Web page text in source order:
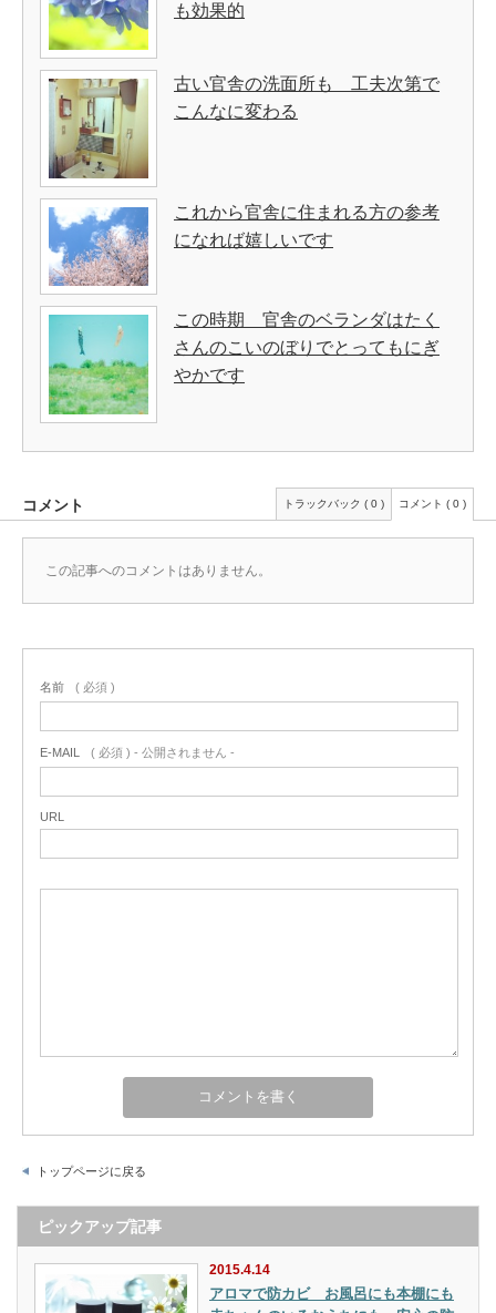
も効果的
古い官舎の洗面所も 工夫次第で
こんなに変わる
これから官舎に住まれる方の参考
になれば嬉しいです
この時期 官舎のベランダはたく
さんのこいのぼりでとってもにぎ
やかです
コメント トラックバック ( 0 ) コメント ( 0 )
この記事へのコメントはありません。
名前 ( 必須 )
E-MAIL ( 必須 ) - 公開されません -
URL
トップページに戻る
ピックアップ記事
2015.4.14
アロマで防カビ お風呂にも本棚にも